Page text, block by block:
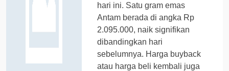
hari ini. Satu gram emas
Antam berada di angka Rp
2.095.000, naik signifikan
dibandingkan hari
sebelumnya. Harga buyback
atau harga beli kembali juga